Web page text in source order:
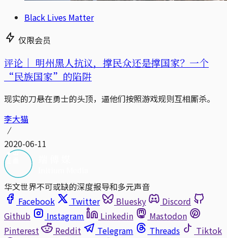
Black Lives Matter
仅限会员
评论｜ 明州黑人抗议，撑民众还是撑国家？一个
“民族国家”的陷阱
现实的刀悬在勇士的头顶，逼他们按照游戏规则互相厮杀。
李大猫
2020-06-11
华文世界不可或缺的深度报导和多元声音
Facebook
Twitter Bluesky
Discord
Github
Instagram Linkedin
Mastodon
Pinterest
Reddit Telegram Threads
Tiktok